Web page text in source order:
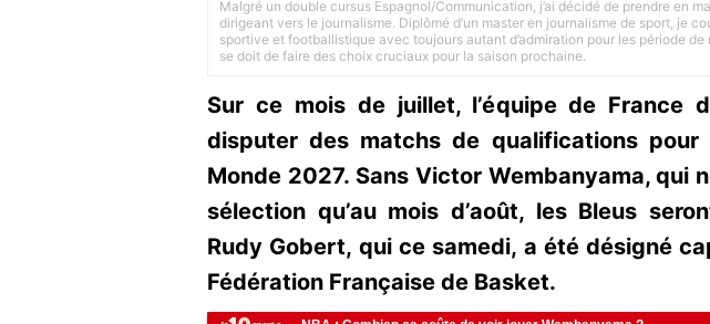
Malgré un double cursus Espagnol/Communication, j’ai décidé de prendre en
dirigeant vers le journalisme. Diplômé d’un master en journalisme de sport, je
sportive et footballistique avec toujours autant d’admiration pour les période
se doit de faire des choix cruciaux pour la saison prochaine.
Sur ce mois de juillet, l’équipe de France
disputer des matchs de qualifications pour
Monde 2027. Sans Victor Wembanyama, qui
sélection qu’au mois d’août, les Bleus
Rudy Gobert, qui ce samedi, a été désigné
Fédération Française de Basket.